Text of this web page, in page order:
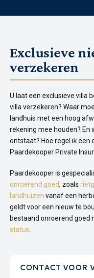
CONTACT VOOR
Exclusieve
verzekeren
U laat een exclusieve villa
villa verzekeren? Waar
landhuis met een hoog
rekening mee houden? En
ontstaat? Hoe regel ik een
Paardekooper Private
Paardekooper is
onroerend goed, zoals
landhuizen vanaf een
geldt voor een nieuw te
bestaand onroerend goed
status